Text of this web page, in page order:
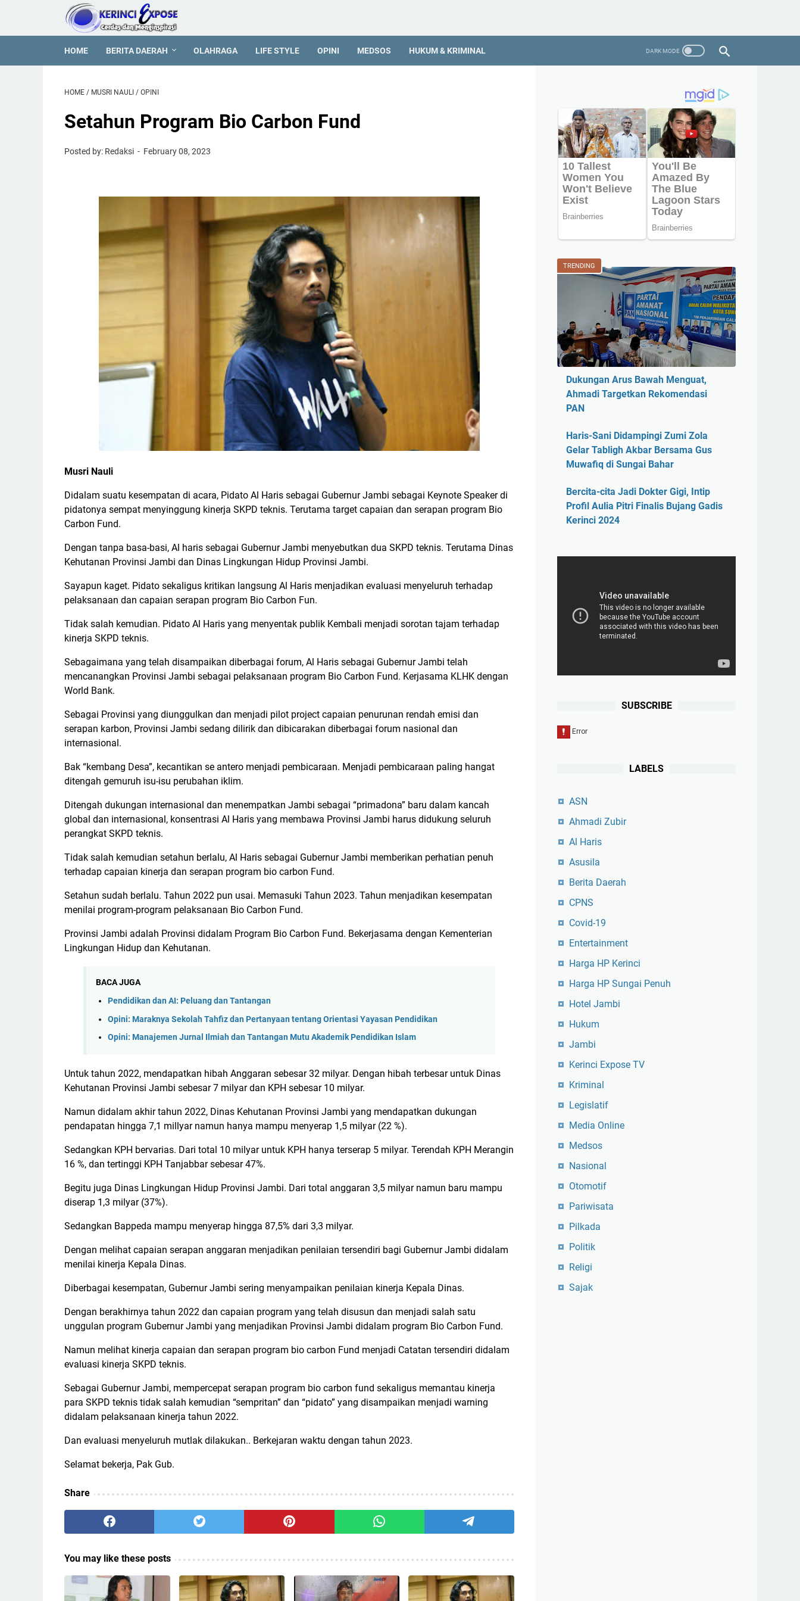
HOME BERITA DAERAH OLAHRAGA LIFE STYLE OPINI MEDSOS HUKUM & KRIMINAL
HOME / MUSRI NAULI / OPINI
Setahun Program Bio Carbon Fund
Posted by: Redaksi February 08, 2023
Musri Nauli
Didalam suatu kesempatan di acara, Pidato Al Haris sebagai Gubernur Jambi sebagai Keynote Speaker di
pidatonya sempat menyinggung kinerja SKPD teknis. Terutama target capaian dan serapan program Bio
Carbon Fund.
Dengan tanpa basa-basi, Al haris sebagai Gubernur Jambi menyebutkan dua SKPD teknis. Terutama Dinas
Kehutanan Provinsi Jambi dan Dinas Lingkungan Hidup Provinsi Jambi.
Sayapun kaget. Pidato sekaligus kritikan langsung Al Haris menjadikan evaluasi menyeluruh terhadap
pelaksanaan dan capaian serapan program Bio Carbon Fun.
Tidak salah kemudian. Pidato Al Haris yang menyentak publik Kembali menjadi sorotan tajam terhadap
kinerja SKPD teknis.
Sebagaimana yang telah disampaikan diberbagai forum, Al Haris sebagai Gubernur Jambi telah
mencanangkan Provinsi Jambi sebagai pelaksanaan program Bio Carbon Fund. Kerjasama KLHK dengan
World Bank.
Sebagai Provinsi yang diunggulkan dan menjadi pilot project capaian penurunan rendah emisi dan
serapan karbon, Provinsi Jambi sedang dilirik dan dibicarakan diberbagai forum nasional dan
internasional.
Bak “kembang Desa”, kecantikan se antero menjadi pembicaraan. Menjadi pembicaraan paling hangat
ditengah gemuruh isu-isu perubahan iklim.
Ditengah dukungan internasional dan menempatkan Jambi sebagai “primadona” baru dalam kancah
global dan internasional, konsentrasi Al Haris yang membawa Provinsi Jambi harus didukung seluruh
perangkat SKPD teknis.
Tidak salah kemudian setahun berlalu, Al Haris sebagai Gubernur Jambi memberikan perhatian penuh
terhadap capaian kinerja dan serapan program bio carbon Fund.
Setahun sudah berlalu. Tahun 2022 pun usai. Memasuki Tahun 2023. Tahun menjadikan kesempatan
menilai program-program pelaksanaan Bio Carbon Fund.
Provinsi Jambi adalah Provinsi didalam Program Bio Carbon Fund. Bekerjasama dengan Kementerian
Lingkungan Hidup dan Kehutanan.
BACA JUGA
Pendidikan dan AI: Peluang dan Tantangan
Opini: Maraknya Sekolah Tahfiz dan Pertanyaan tentang Orientasi Yayasan Pendidikan
Opini: Manajemen Jurnal Ilmiah dan Tantangan Mutu Akademik Pendidikan Islam
Untuk tahun 2022, mendapatkan hibah Anggaran sebesar 32 milyar. Dengan hibah terbesar untuk Dinas
Kehutanan Provinsi Jambi sebesar 7 milyar dan KPH sebesar 10 milyar.
Namun didalam akhir tahun 2022, Dinas Kehutanan Provinsi Jambi yang mendapatkan dukungan
pendapatan hingga 7,1 millyar namun hanya mampu menyerap 1,5 milyar (22 %).
Sedangkan KPH bervarias. Dari total 10 milyar untuk KPH hanya terserap 5 milyar. Terendah KPH Merangin
16 %, dan tertinggi KPH Tanjabbar sebesar 47%.
Begitu juga Dinas Lingkungan Hidup Provinsi Jambi. Dari total anggaran 3,5 milyar namun baru mampu
diserap 1,3 milyar (37%).
Sedangkan Bappeda mampu menyerap hingga 87,5% dari 3,3 milyar.
Dengan melihat capaian serapan anggaran menjadikan penilaian tersendiri bagi Gubernur Jambi didalam
menilai kinerja Kepala Dinas.
Diberbagai kesempatan, Gubernur Jambi sering menyampaikan penilaian kinerja Kepala Dinas.
Dengan berakhirnya tahun 2022 dan capaian program yang telah disusun dan menjadi salah satu
unggulan program Gubernur Jambi yang menjadikan Provinsi Jambi didalam program Bio Carbon Fund.
Namun melihat kinerja capaian dan serapan program bio carbon Fund menjadi Catatan tersendiri didalam
evaluasi kinerja SKPD teknis.
Sebagai Gubernur Jambi, mempercepat serapan program bio carbon fund sekaligus memantau kinerja
para SKPD teknis tidak salah kemudian “sempritan” dan “pidato” yang disampaikan menjadi warning
didalam pelaksanaan kinerja tahun 2022.
Dan evaluasi menyeluruh mutlak dilakukan.. Berkejaran waktu dengan tahun 2023.
Selamat bekerja, Pak Gub.
Share
You may like these posts
TRENDING
Dukungan Arus Bawah Menguat,
Ahmadi Targetkan Rekomendasi
PAN
Haris-Sani Didampingi Zumi Zola
Gelar Tabligh Akbar Bersama Gus
Muwafiq di Sungai Bahar
Bercita-cita Jadi Dokter Gigi, Intip
Profil Aulia Pitri Finalis Bujang Gadis
Kerinci 2024
SUBSCRIBE
LABELS
ASN
Ahmadi Zubir
Al Haris
Asusila
Berita Daerah
CPNS
Covid-19
Entertainment
Harga HP Kerinci
Harga HP Sungai Penuh
Hotel Jambi
Hukum
Jambi
Kerinci Expose TV
Kriminal
Legislatif
Media Online
Medsos
Nasional
Otomotif
Pariwisata
Pilkada
Politik
Religi
Sajak